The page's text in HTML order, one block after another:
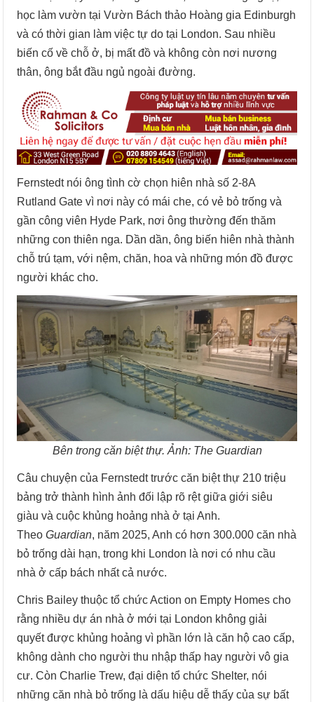
học làm vườn tại Vườn Bách thảo Hoàng gia Edinburgh
và có thời gian làm việc tự do tại London. Sau nhiều
biến cố về chỗ ở, bị mất đồ và không còn nơi nương
thân, ông bắt đầu ngủ ngoài đường.
Fernstedt nói ông tình cờ chọn hiên nhà số 2-8A
Rutland Gate vì nơi này có mái che, có vẻ bỏ trống và
gần công viên Hyde Park, nơi ông thường đến thăm
những con thiên nga. Dần dần, ông biến hiên nhà thành
chỗ trú tạm, với nệm, chăn, hoa và những món đồ được
người khác cho.
Bên trong căn biệt thự. Ảnh: The Guardian
Câu chuyện của Fernstedt trước căn biệt thự 210 triệu
bảng trở thành hình ảnh đối lập rõ rệt giữa giới siêu
giàu và cuộc khủng hoảng nhà ở tại Anh.
TheoGuardian, năm 2025, Anh có hơn 300.000 căn nhà
bỏ trống dài hạn, trong khi London là nơi có nhu cầu
nhà ở cấp bách nhất cả nước.
Chris Bailey thuộc tổ chức Action on Empty Homes cho
rằng nhiều dự án nhà ở mới tại London không giải
quyết được khủng hoảng vì phần lớn là căn hộ cao cấp,
không dành cho người thu nhập thấp hay người vô gia
cư. Còn Charlie Trew, đại diện tổ chức Shelter, nói
những căn nhà bỏ trống là dấu hiệu dễ thấy của sự bất